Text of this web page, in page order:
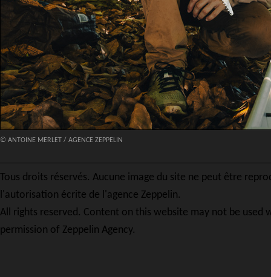
© ANTOINE MERLET / AGENCE ZEPPELIN
Tous droits réservés. Aucune image du site ne peut être
l'autorisation écrite de l'agence Zeppelin.
All rights reserved. Content on this website may not be used
permission of Zeppelin Agency.